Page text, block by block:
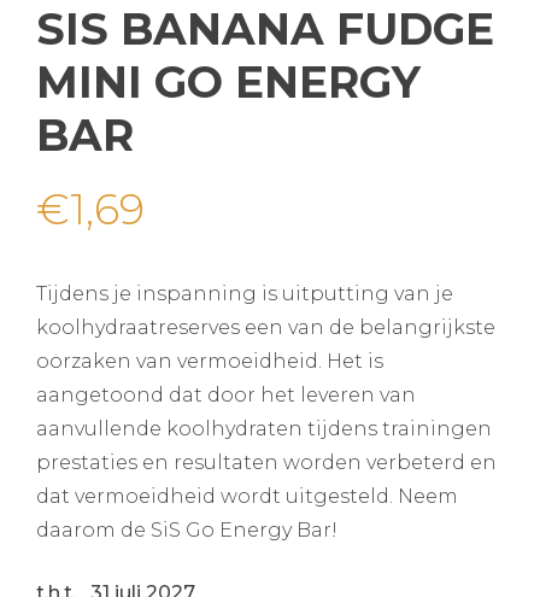
SIS BANANA FUDGE
MINI GO ENERGY
BAR
€1,69
Tijdens je inspanning is uitputting van je
koolhydraatreserves een van de belangrijkste
oorzaken van vermoeidheid. Het is
aangetoond dat door het leveren van
aanvullende koolhydraten tijdens trainingen
prestaties en resultaten worden verbeterd en
dat vermoeidheid wordt uitgesteld. Neem
daarom de SiS Go Energy Bar!